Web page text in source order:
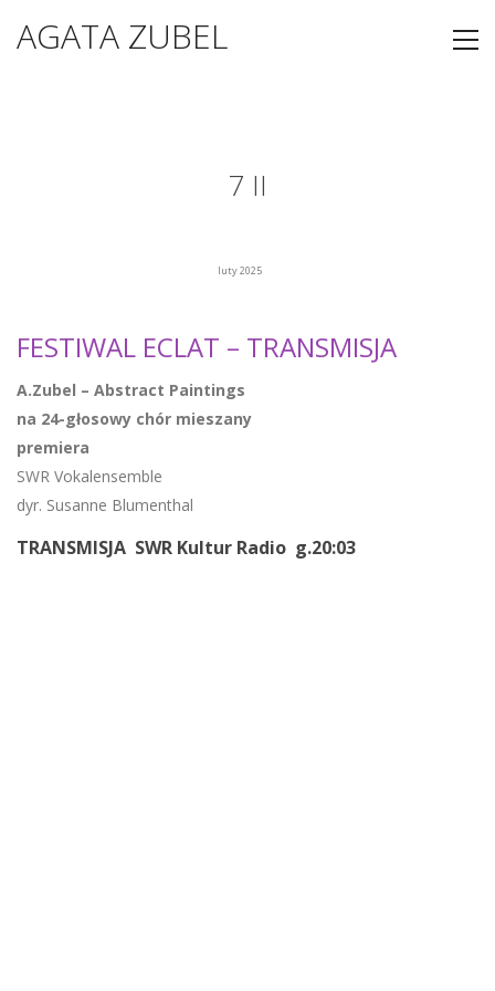
AGATA ZUBEL
7 II
luty 2025
FESTIWAL ECLAT – TRANSMISJA
A.Zubel – Abstract Paintings
na 24-głosowy chór mieszany
premiera
SWR Vokalensemble
dyr. Susanne Blumenthal
TRANSMISJA SWR Kultur Radio g.20:03